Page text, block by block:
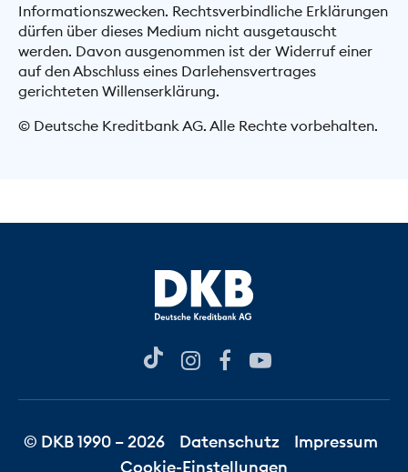
Informationszwecken. Rechtsverbindliche Erklärungen
dürfen über dieses Medium nicht ausgetauscht
werden. Davon ausgenommen ist der Widerruf einer
auf den Abschluss eines Darlehensvertrages
gerichteten Willenserklärung.
© Deutsche Kreditbank AG. Alle Rechte vorbehalten.
© DKB 1990 – 2026 Datenschutz
Impressum
Cookie-Einstellungen